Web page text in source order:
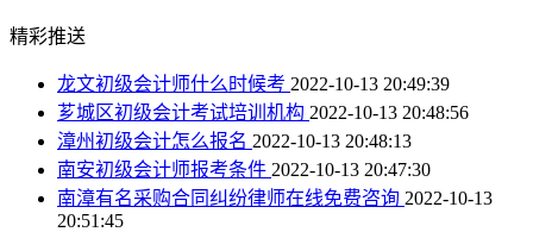
精彩推送
龙文初级会计师什么时候考 2022-10-13 20:49:39
芗城区初级会计考试培训机构 2022-10-13 20:48:56
漳州初级会计怎么报名 2022-10-13 20:48:13
南安初级会计师报考条件 2022-10-13 20:47:30
南漳有名采购合同纠纷律师在线免费咨询 2022-10-13
20:51:45